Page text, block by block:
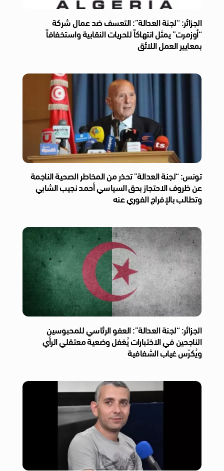
الجزائر: “لجنة العدالة”: التعسف ضد عمال شركة
“أوزمرت” يمثل انتهاكاً للحريات النقابية واستخفافاً
بمعايير العمل اللائق
تونس: “لجنة العدالة” تحذر من المخاطر الصحية الناجمة
عن ظروف الاحتجاز بحق السياسي أحمد نجيب الشابي
وتطالب بالإفراج الفوري عنه
الجزائر: “لجنة العدالة”: العفو الرئاسي للمحبوسين
الناجحين في الاختبارات يُغفل وضعية معتقلي الرأي
ويُكرّس غياب الشفافية